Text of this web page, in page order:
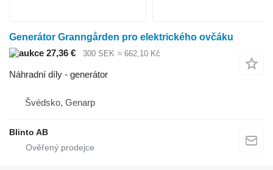
Generátor Granngården pro elektrického ovčáku
27,36 €
300 SEK ≈ 662,10 Kč
Náhradní díly - generátor
Švédsko, Genarp
Blinto AB